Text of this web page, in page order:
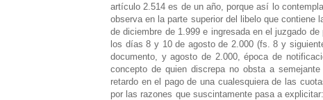
artículo 2.514 es de un año, porque así lo
observa en la parte superior del libelo que
de diciembre de 1.999 e ingresada en el juzgado
los días 8 y 10 de agosto de 2.000 (fs. 8 y
documento, y agosto de 2.000, época de
concepto de quien discrepa no obsta a
retardo en el pago de una cualesquiera de las
por las razones que suscintamente pasa a